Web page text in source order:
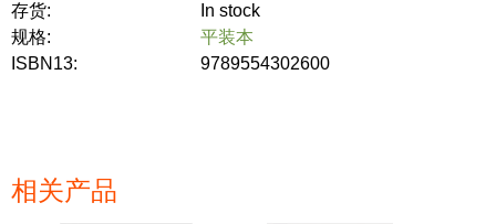
存货:
In stock
规格:
平装本
ISBN13:
9789554302600
相关产品